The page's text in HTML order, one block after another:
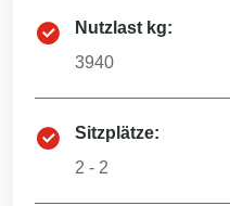
Nutzlast kg:
3940
Sitzplätze:
2 - 2